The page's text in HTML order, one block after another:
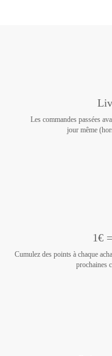
Les commandes passées
jour même
1€
Cumulez des points à chaque
prochaines